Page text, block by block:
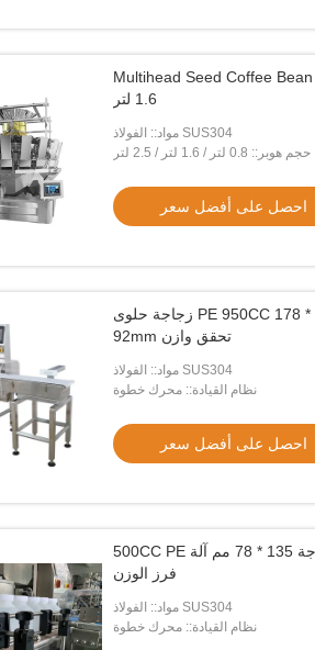
IP66 100KV أنظمة فحص الأغذية X راي
Multihead Seed Coffee Bean سعة
1.6 لتر
مواد:: الفولاذ SUS304
حجم هوبر:: 0.8 لتر / 1.6 لتر / 2.5 لتر
احصل على أفضل سعر
زجاجة حلوى PE 950CC 178 *
92mm تحقق وازن
مواد:: الفولاذ SUS304
نظام القيادة:: محرك خطوة
احصل على أفضل سعر
500CC PE زجاجة 135 * 78 مم آلة
فرز الوزن
مواد:: الفولاذ SUS304
نظام القيادة:: محرك خطوة